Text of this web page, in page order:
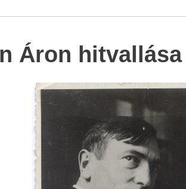
Áron hitvallása